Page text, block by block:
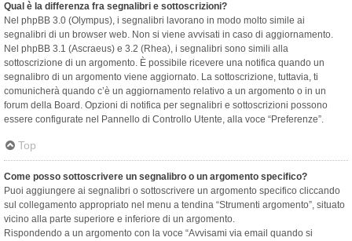
Qual è la differenza fra segnalibri e sottoscrizioni?
Nel phpBB 3.0 (Olympus), i segnalibri lavorano in modo molto simile ai
segnalibri di un browser web. Non si viene avvisati in caso di aggiornamento.
Nel phpBB 3.1 (Ascraeus) e 3.2 (Rhea), i segnalibri sono simili alla
sottoscrizione di un argomento. È possibile ricevere una notifica quando un
segnalibro di un argomento viene aggiornato. La sottoscrizione, tuttavia, ti
comunicherà quando c’è un aggiornamento relativo a un argomento o in un
forum della Board. Opzioni di notifica per segnalibri e sottoscrizioni possono
essere configurate nel Pannello di Controllo Utente, alla voce “Preferenze”.
Top
Come posso sottoscrivere un segnalibro o un argomento specifico?
Puoi aggiungere ai segnalibri o sottoscrivere un argomento specifico cliccando
sul collegamento appropriato nel menu a tendina “Strumenti argomento”, situato
vicino alla parte superiore e inferiore di un argomento.
Rispondendo a un argomento con la voce “Avvisami via email quando si